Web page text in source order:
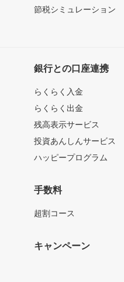
節税シミュレーション
銀行との口座連携
らくらく入金
らくらく出金
残高表示サービス
投資あんしんサービス
ハッピープログラム
手数料
超割コース
キャンペーン